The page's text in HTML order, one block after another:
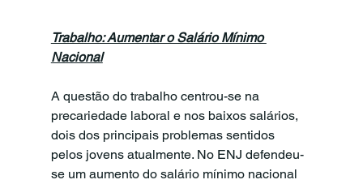
Trabalho: Aumentar o Salário Mínimo
Nacional
A questão do trabalho centrou-se na
precariedade laboral e nos baixos salários,
dois dos principais problemas sentidos
pelos jovens atualmente. No ENJ defendeu-
se um aumento do salário mínimo nacional